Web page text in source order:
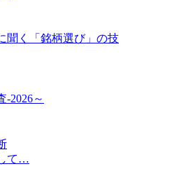
聞く「銘柄選び」の技
-2026～
て…